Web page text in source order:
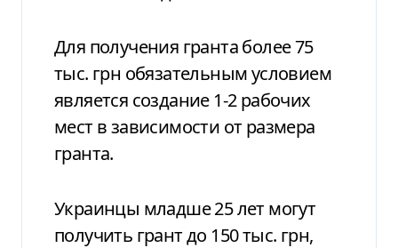
Для получения гранта более 75
тыс. грн обязательным условием
является создание 1-2 рабочих
мест в зависимости от размера
гранта.
Украинцы младше 25 лет могут
получить грант до 150 тыс. грн,